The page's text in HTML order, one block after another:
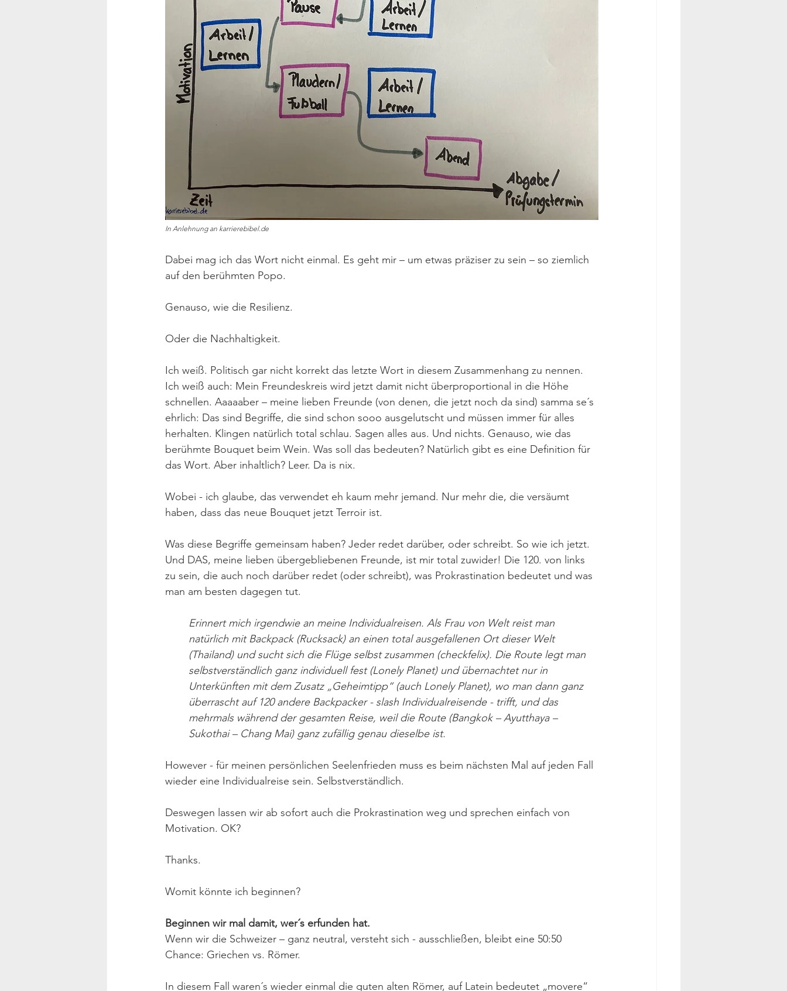
In Anlehnung an karrierebibel.de
Dabei mag ich das Wort nicht einmal. Es geht mir – um etwas präziser zu sein – so ziemlich
auf den berühmten Popo.
Genauso, wie die Resilienz.
Oder die Nachhaltigkeit.
Ich weiß. Politisch gar nicht korrekt das letzte Wort in diesem Zusammenhang zu nennen.
Ich weiß auch: Mein Freundeskreis wird jetzt damit nicht überproportional in die Höhe
schnellen. Aaaaaber – meine lieben Freunde (von denen, die jetzt noch da sind) samma se´s
ehrlich: Das sind Begriffe, die sind schon sooo ausgelutscht und müssen immer für alles
herhalten. Klingen natürlich total schlau. Sagen alles aus. Und nichts. Genauso, wie das
berühmte Bouquet beim Wein. Was soll das bedeuten? Natürlich gibt es eine Definition für
das Wort. Aber inhaltlich? Leer. Da is nix.
Wobei - ich glaube, das verwendet eh kaum mehr jemand. Nur mehr die, die versäumt
haben, dass das neue Bouquet jetzt Terroir ist.
Was diese Begriffe gemeinsam haben? Jeder redet darüber, oder schreibt. So wie ich jetzt.
Und DAS, meine lieben übergebliebenen Freunde, ist mir total zuwider! Die 120. von links
zu sein, die auch noch darüber redet (oder schreibt), was Prokrastination bedeutet und was
man am besten dagegen tut.
Erinnert mich irgendwie an meine Individualreisen. Als Frau von Welt reist man
natürlich mit Backpack (Rucksack) an einen total ausgefallenen Ort dieser Welt
(Thailand) und sucht sich die Flüge selbst zusammen (checkfelix). Die Route legt man
selbstverständlich ganz individuell fest (Lonely Planet) und übernachtet nur in
Unterkünften mit dem Zusatz „Geheimtipp“ (auch Lonely Planet), wo man dann ganz
überrascht auf 120 andere Backpacker - slash Individualreisende - trifft, und das
mehrmals während der gesamten Reise, weil die Route (Bangkok – Ayutthaya –
Sukothai – Chang Mai) ganz zufällig genau dieselbe ist.
However - für meinen persönlichen Seelenfrieden muss es beim nächsten Mal auf jeden Fall
wieder eine Individualreise sein. Selbstverständlich.
Deswegen lassen wir ab sofort auch die Prokrastination weg und sprechen einfach von
Motivation. OK?
Thanks.
Womit könnte ich beginnen?
Beginnen wir mal damit, wer´s erfunden hat.
Wenn wir die Schweizer – ganz neutral, versteht sich - ausschließen, bleibt eine 50:50
Chance: Griechen vs. Römer.
In diesem Fall waren´s wieder einmal die guten alten Römer, auf Latein bedeutet „movere“